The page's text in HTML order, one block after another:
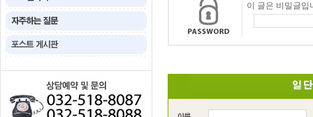
이 글은 비밀글입